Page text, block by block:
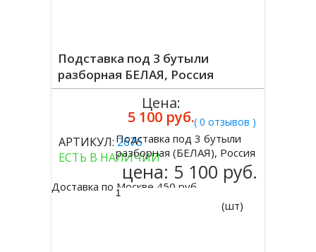
Подставка под 3 бутыли
разборная БЕЛАЯ, Россия
( 0 отзывов )
АРТИКУЛ:2676
ЕСТЬ В НАЛИЧИИ
Доставка по Москве 450 руб.
Цена:
5 100 руб.
Купить
Подставка под 3 бутыли
разборная (БЕЛАЯ), Россия
цена: 5 100 руб.
(шт)